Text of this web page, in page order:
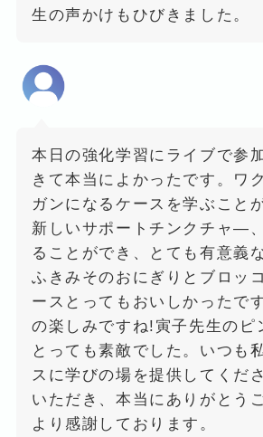
生の声かけもひびきました。
本日の強化学習にライブで参
きて本当によかったです。ワ
ガンになるケースを学ぶこと
新しいサポートチンクチャ―
ることができ、とても有意義
ふきみそのおにぎりとブロッ
ースとってもおいしかったで
の楽しみですね!寅子先生のピ
とっても素敵でした。いつも
スに学びの場を提供してくだ
いただき、本当にありがとう
より感謝しております。